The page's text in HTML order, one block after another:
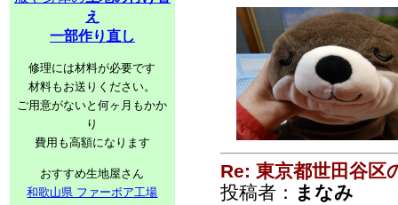
え
一部作り直し
修理には材料が必要です
材料もお送りください。
ご用意がないと何ヶ月もかか
り
費用も高額になります
おすすめ生地屋さん
和歌山県 ファーボア工場
Re: 東京都世田谷区
投稿者： まなみ